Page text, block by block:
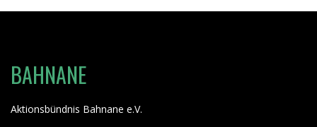
BAHNANE
Aktionsbündnis Bahnane e.V.